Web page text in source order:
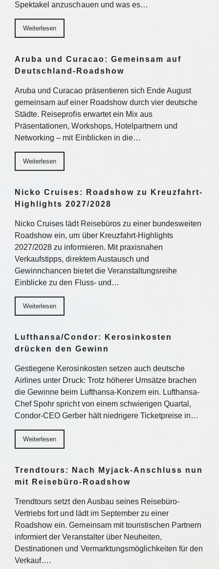
Spektakel anzuschauen und was es…
Weiterlesen
Aruba und Curacao: Gemeinsam auf
Deutschland-Roadshow
Aruba und Curacao präsentieren sich Ende August
gemeinsam auf einer Roadshow durch vier deutsche
Städte. Reiseprofis erwartet ein Mix aus
Präsentationen, Workshops, Hotelpartnern und
Networking – mit Einblicken in die…
Weiterlesen
Nicko Cruises: Roadshow zu Kreuzfahrt-
Highlights 2027/2028
Nicko Cruises lädt Reisebüros zu einer bundesweiten
Roadshow ein, um über Kreuzfahrt-Highlights
2027/2028 zu informieren. Mit praxisnahen
Verkaufstipps, direktem Austausch und
Gewinnchancen bietet die Veranstaltungsreihe
Einblicke zu den Fluss- und…
Weiterlesen
Lufthansa/Condor: Kerosinkosten
drücken den Gewinn
Gestiegene Kerosinkosten setzen auch deutsche
Airlines unter Druck: Trotz höherer Umsätze brachen
die Gewinne beim Lufthansa-Konzern ein. Lufthansa-
Chef Spohr spricht von einem schwierigen Quartal,
Condor-CEO Gerber hält niedrigere Ticketpreise in…
Weiterlesen
Trendtours: Nach Myjack-Anschluss nun
mit Reisebüro-Roadshow
Trendtours setzt den Ausbau seines Reisebüro-
Vertriebs fort und lädt im September zu einer
Roadshow ein. Gemeinsam mit touristischen Partnern
informiert der Veranstalter über Neuheiten,
Destinationen und Vermarktungsmöglichkeiten für den
Verkauf….